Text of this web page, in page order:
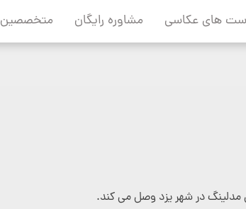
های عکاسی مشاوره رایگان متخصصین
در شهر یزد وصل می کند.